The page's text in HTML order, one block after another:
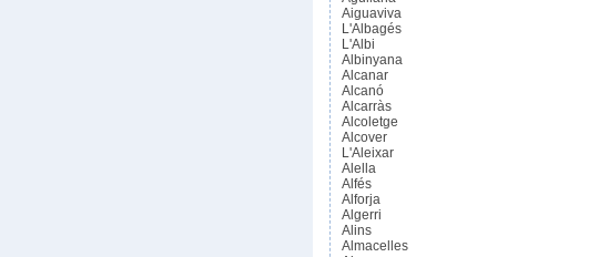
Aiguaviva
L'Albagés
L'Albi
Albinyana
Alcanar
Alcanó
Alcarràs
Alcoletge
Alcover
L'Aleixar
Alella
Alfés
Alforja
Algerri
Alins
Almacelles